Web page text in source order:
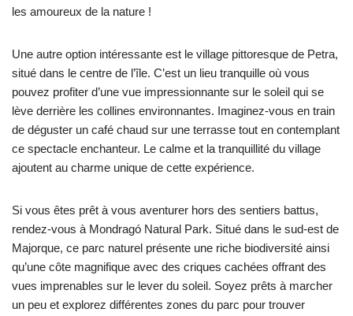
les amoureux de la nature !
Une autre option intéressante est le village pittoresque de Petra,
situé dans le centre de l’île. C’est un lieu tranquille où vous
pouvez profiter d’une vue impressionnante sur le soleil qui se
lève derrière les collines environnantes. Imaginez-vous en train
de déguster un café chaud sur une terrasse tout en contemplant
ce spectacle enchanteur. Le calme et la tranquillité du village
ajoutent au charme unique de cette expérience.
Si vous êtes prêt à vous aventurer hors des sentiers battus,
rendez-vous à Mondragó Natural Park. Situé dans le sud-est de
Majorque, ce parc naturel présente une riche biodiversité ainsi
qu’une côte magnifique avec des criques cachées offrant des
vues imprenables sur le lever du soleil. Soyez prêts à marcher
un peu et explorez différentes zones du parc pour trouver